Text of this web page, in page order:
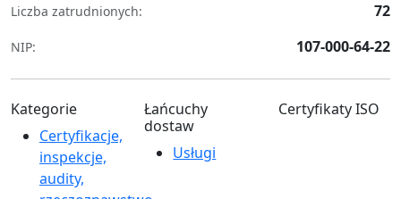
Liczba zatrudnionych: 72
NIP: 107-000-64-22
Kategorie
Certyfikacje,
inspekcje,
audity,
Łańcuchy
dostaw
Usługi
Certyfikaty ISO